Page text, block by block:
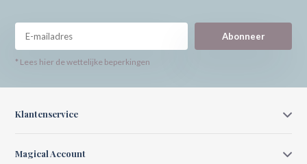
Abonneer
* Lees hier de wettelijke beperkingen
Klantenservice
Magical Account